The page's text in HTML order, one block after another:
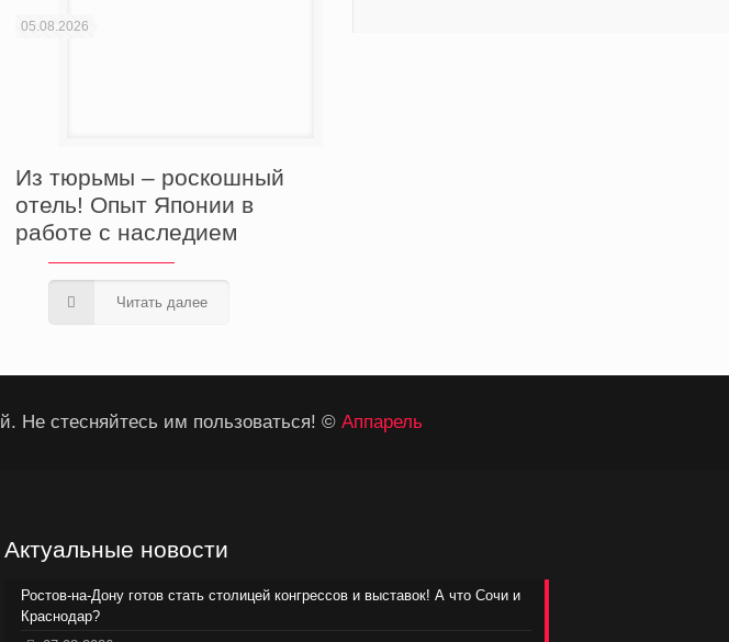
05.08.2026
Из тюрьмы – роскошный
отель! Опыт Японии в
работе с наследием
Читать далее
Не стесняйтесь им пользоваться! © Аппарель
Актуальные новости
Ростов-на-Дону готов стать столицей конгрессов и выставок! А что Сочи и
Краснодар?